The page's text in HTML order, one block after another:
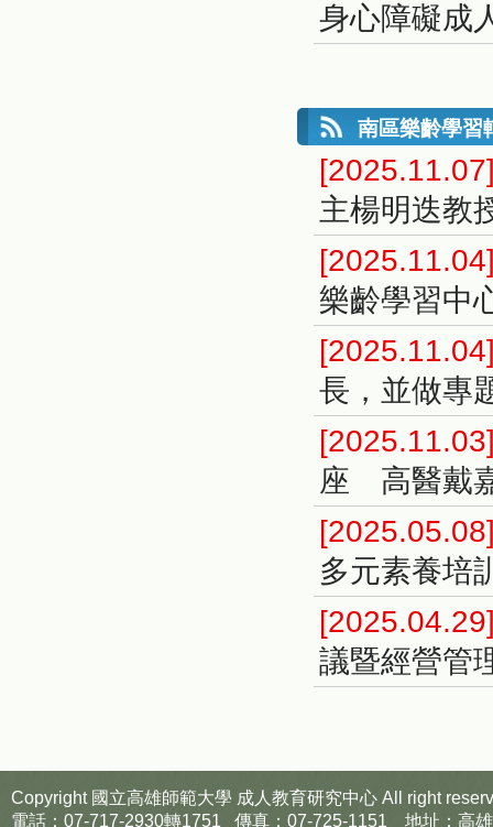
身心障礙成
南區樂齡學習
主楊明迭教
樂齡學習中
長，並做專
座 高醫戴
多元素養培
議暨經營管
Copyright 國立高雄師範大學 成人教育研究中心 All right
電話：07-717-2930轉1751 傳真：07-725-1151 地址：高